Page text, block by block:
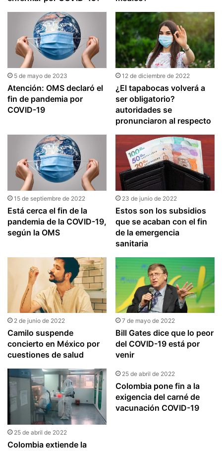
5 de mayo de 2023
Atención: OMS declaró el
fin de pandemia por
COVID-19
12 de diciembre de 2022
¿El tapabocas volverá a
ser obligatorio?
autoridades se
pronunciaron al respecto
15 de septiembre de 2022
Está cerca el fin de la
pandemia de la COVID-19,
según la OMS
23 de junio de 2022
Estos son los subsidios
que se acaban con el fin
de la emergencia
sanitaria
2 de junio de 2022
Camilo suspende
concierto en México por
cuestiones de salud
7 de mayo de 2022
Bill Gates dice que lo peor
del COVID-19 está por
venir
25 de abril de 2022
Colombia extiende la
25 de abril de 2022
Colombia pone fin a la
exigencia del carné de
vacunación COVID-19